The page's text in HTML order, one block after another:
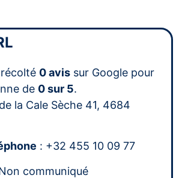
0 avis sur Google pour
de 0 sur 5.
la Cale Sèche 41, 4684
: +32 455 10 09 77
communiqué